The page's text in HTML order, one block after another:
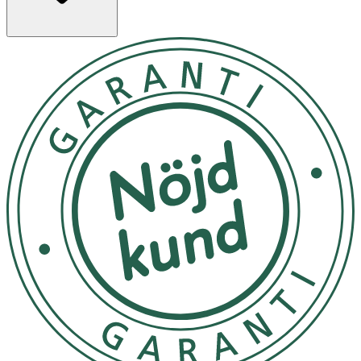
· Lång hållbarhet upp till 16 timmar
· Naturlig, lystergivande matt finish
· Innehåller niacinamid och nordiskt blåbärsextrakt
· Kan byggas upp till önskad täckning
Användning
· Applicera och jämna ut med foundationborste eller
makeupsvamp.
· Bygg upp täckningen efter behov.
Förvaring
Förvaras oåtkomligt för barn.